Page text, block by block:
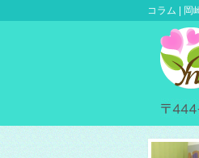
コラム | 岡